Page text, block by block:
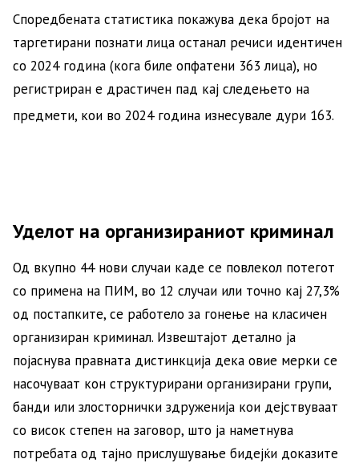
Споредбената статистика покажува дека бројот на
таргетирани познати лица останал речиси идентичен
со 2024 година (кога биле опфатени 363 лица), но
регистриран е драстичен пад кај следењето на
предмети, кои во 2024 година изнесувале дури 163.
Уделот на организираниот криминал
Од вкупно 44 нови случаи каде се повлекол потегот
со примена на ПИМ, во 12 случаи или точно кај 27,3%
од постапките, се работело за гонење на класичен
организиран криминал. Извештајот детално ја
појаснува правната дистинкција дека овие мерки се
насочуваат кон структурирани организирани групи,
банди или злосторнички здруженија кои дејствуваат
со висок степен на заговор, што ја наметнува
потребата од тајно прислушување бидејќи доказите